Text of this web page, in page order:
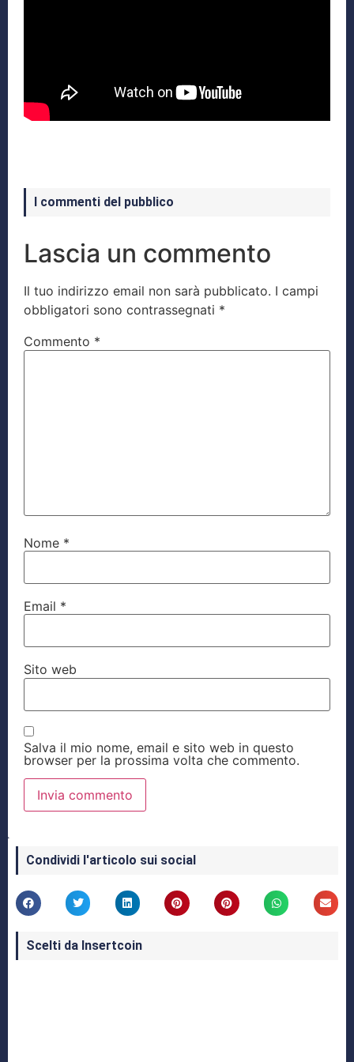
I commenti del pubblico
Lascia un commento
Il tuo indirizzo email non sarà pubblicato. I campi
obbligatori sono contrassegnati *
Commento *
Nome *
Email *
Sito web
Salva il mio nome, email e sito web in questo
browser per la prossima volta che commento.
Condividi l'articolo sui social
Scelti da Insertcoin